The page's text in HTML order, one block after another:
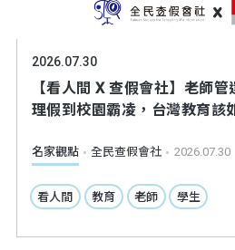
2026.07.30
【看人間 X 查假會社】老師
理假到校園霸凌，台灣教育該
名家觀點 全民查假會社 2026.07.30
看人間 教育 老師 學生